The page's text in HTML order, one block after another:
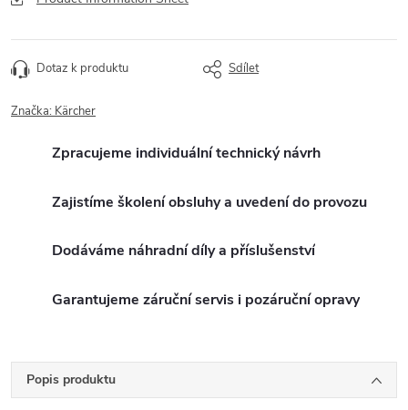
Dotaz k produktu Sdílet
Značka: Kärcher
Zpracujeme individuální technický návrh
Zajistíme školení obsluhy a uvedení do provozu
Dodáváme náhradní díly a příslušenství
Garantujeme záruční servis i pozáruční opravy
Popis produktu